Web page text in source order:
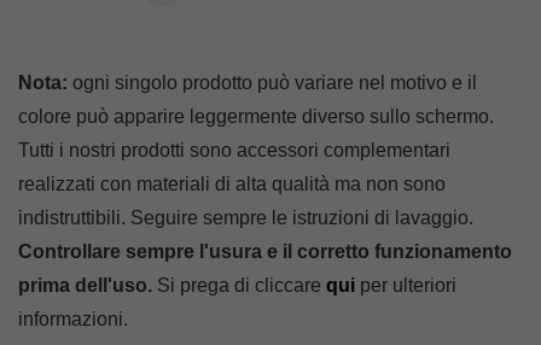
Nota: ogni singolo prodotto può variare nel motivo e il
colore può apparire leggermente diverso sullo schermo.
Tutti i nostri prodotti sono accessori complementari
realizzati con materiali di alta qualità ma non sono
indistruttibili. Seguire sempre le istruzioni di lavaggio.
Controllare sempre l'usura e il corretto funzionamento
prima dell'uso. Si prega di cliccare qui per ulteriori
informazioni.